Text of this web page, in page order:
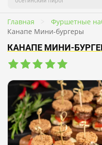
Главная Фуршетные
Канапе Мини-бургеры
КАНАПЕ МИНИ-